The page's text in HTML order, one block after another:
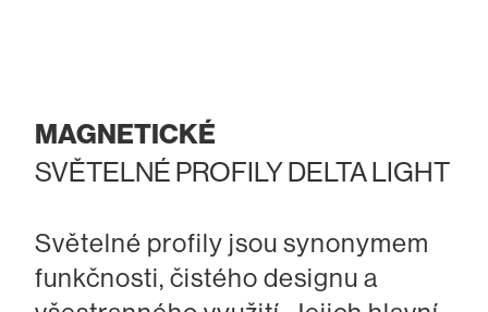
MAGNETICKÉ
SVĚTELNÉ PROFILY DELTA LIGHT
Světelné profily jsou synonymem
funkčnosti, čistého designu a